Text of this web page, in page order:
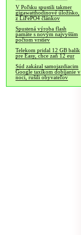
V Poľsku spustili takmer
gigawatthodinové úložisko,
z LiFePO4 článkov
Spustená výroba flash
pamäte s novým najvyšším
počtom vrstiev
Telekom pridal 12 GB balík
pre Easy, chce zaň 12 eur
Súd zakázal samojazdiacim
Google taxíkom dobíjanie v
noci, rušili obyvateľov